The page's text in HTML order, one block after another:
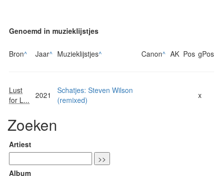
Genoemd in muzieklijstjes
Bron^ Jaar^ Muzieklijstjes^ Canon^ AK Pos gPos
Lust
for L...
2021
Schatjes: Steven Wilson
(remixed)
x
Zoeken
Artiest
Album